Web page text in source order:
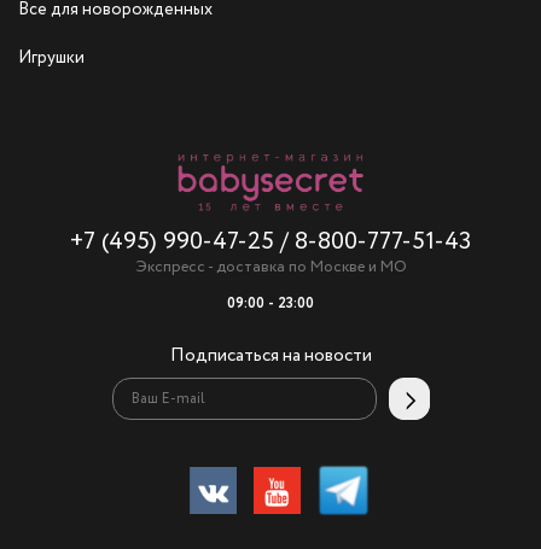
Все для новорожденных
Игрушки
+7 (495) 990-47-25 / 8-800-777-51-43
Экспресс - доставка по Москве и МО
09:00 - 23:00
Подписаться на новости